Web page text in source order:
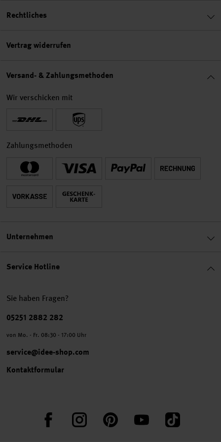
Service Hotline
Sie haben Fragen?
Telefonnummer
05251 2882 282
von Mo. - Fr. 08:30 - 17:00 Uhr
service@idee-shop.com
Kontaktformular
FacebookInstagram PinterestYouTube TikTok
Rechtliches
Vertrag widerrufen
Versand- & Zahlungsmethoden
Wir verschicken mit
Zahlungsmethoden
Unternehmen